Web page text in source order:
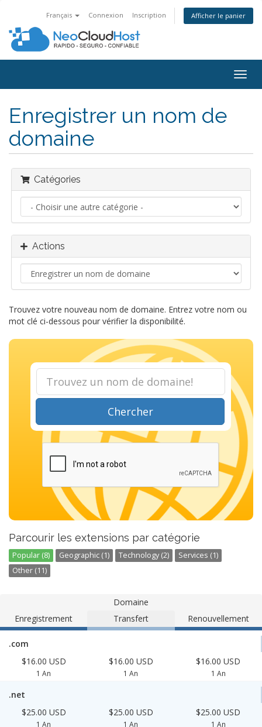
Français Connexion Inscription Afficher le panier
la
Enregistrer un nom de
domaine
Catégories
Actions
Trouvez votre nouveau nom de domaine. Entrez votre nom ou
mot clé ci-dessous pour vérifier la disponibilité.
Chercher
Parcourir les extensions par catégorie
Popular (8) Geographic (1) Technology (2)
Services (1)
Other (11)
Domaine
Enregistrement
Transfert Renouvellement
.com
$16.00 USD
1 An
$16.00 USD
1 An
$16.00 USD
1 An
.net
$25.00 USD
1 An
$25.00 USD
1 An
$25.00 USD
1 An